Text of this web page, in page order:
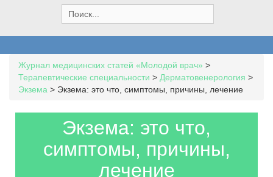
e
a
h
f
o
Журнал медицинских статей «Молодой врач» >
Терапевтические специальности > Дерматовенерология >
Экзема > Экзема: это что, симптомы, причины, лечение
Экзема: это что,
симптомы, причины,
лечение